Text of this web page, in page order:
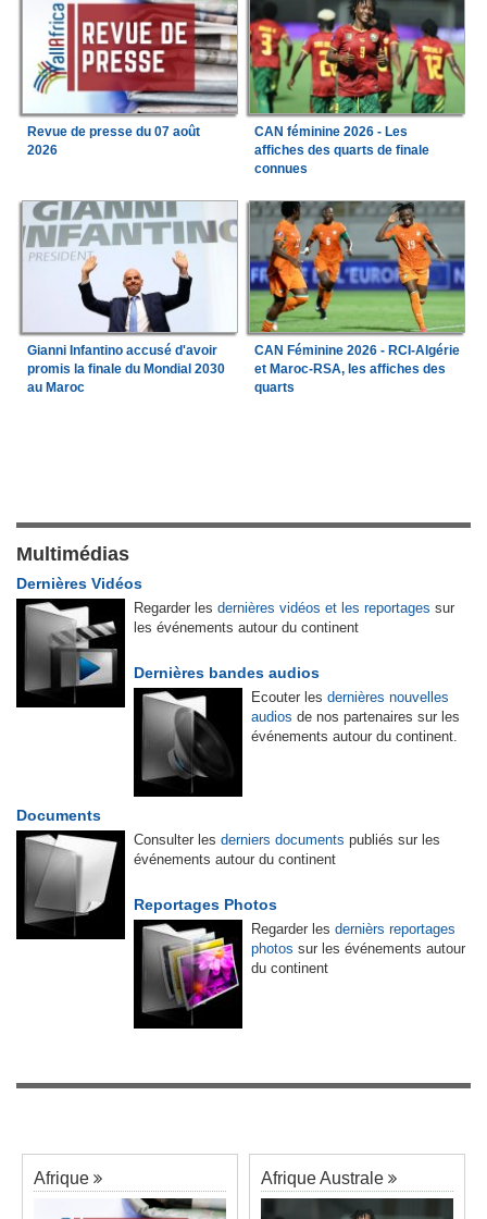
Revue de presse du 07 août
2026
CAN féminine 2026 - Les
affiches des quarts de finale
connues
Gianni Infantino accusé d'avoir
promis la finale du Mondial 2030
au Maroc
CAN Féminine 2026 - RCI-Algérie
et Maroc-RSA, les affiches des
quarts
Multimédias
Dernières Vidéos
Regarder les dernières vidéos et les reportages sur
les événements autour du continent
Dernières bandes audios
Ecouter les dernières nouvelles
audios de nos partenaires sur les
événements autour du continent.
Documents
Consulter les derniers documents publiés sur les
événements autour du continent
Reportages Photos
Regarder les dernièrs reportages
photos sur les événements autour
du continent
Afrique Afrique Australe